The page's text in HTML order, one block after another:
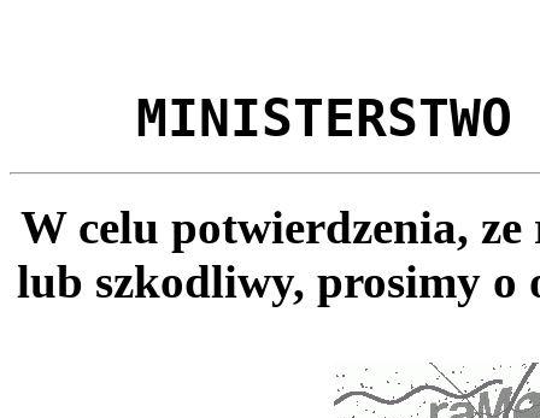
MINISTERSTWO
W celu potwierdzenia,
lub szkodliwy, prosimy o